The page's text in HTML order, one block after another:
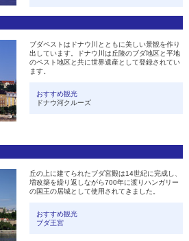
ブダペストはドナウ川とともに美しい景観を作り
出しています。ドナウ川は丘陵のブダ地区と平地
のペスト地区と共に世界遺産として登録されてい
ます。
おすすめ観光
ドナウ河クルーズ
丘の上に建てられたブダ宮殿は14世紀に完成し、
増改築を繰り返しながら700年に渡りハンガリー
の国王の居城として使用されてきました。
おすすめ観光
ブダ王宮